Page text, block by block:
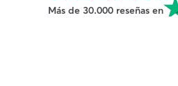
Más de 30.000 reseñas en